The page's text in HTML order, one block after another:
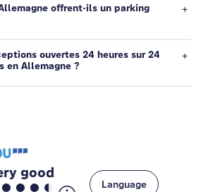
offrent-ils un parking
ouvertes 24 heures sur 24
en Allemagne ?
good
Language